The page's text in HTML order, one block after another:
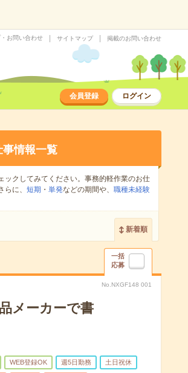
お問い合わせ サイトマップ 掲載のお問い合わせ
会員登録 ログイン
情報一覧
ックしてみてください。事務的軽作業のお仕
に、 短期 ・ 単発などの期間や、 職種未経験
新着順
一括
応募
No.NXGF148 001
メーカーで書
WEB登録OK 週5日勤務 土日祝休